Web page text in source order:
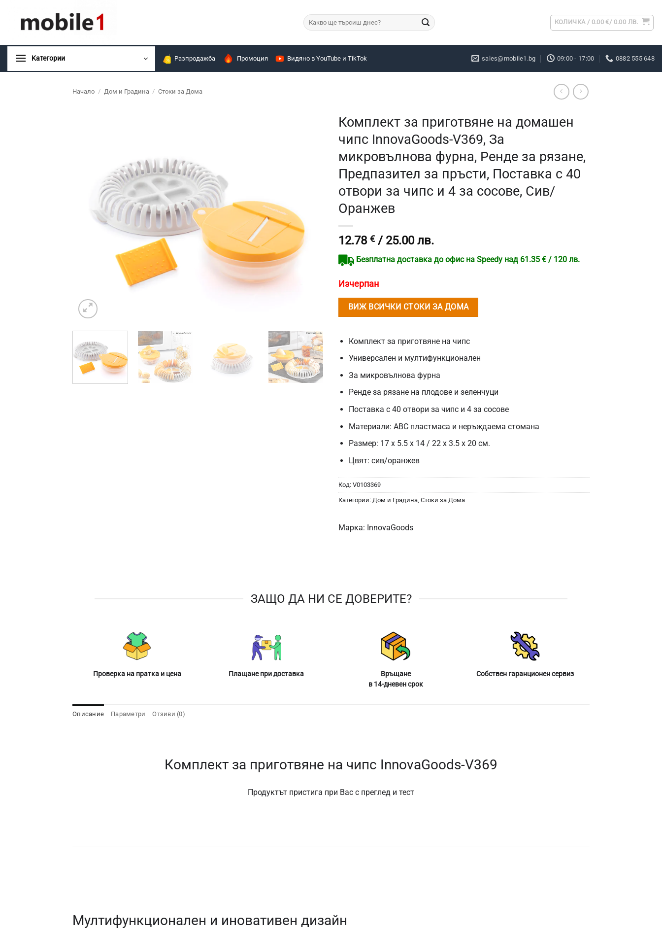
content
Търсене
за:
КОЛИЧКА / 0.00€/ 0.00 ЛВ.
Kатегории Разпродажба Промоция Видяно в YouTube и TikTok sales@mobile1.bg 09:00 - 17:00 0882 555 648
Начало / Дом и Градина / Стоки за Дома
Комплект за приготвяне на домашен
чипс InnovaGoods-V369, За
микровълнова фурна, Ренде за рязане,
Предпазител за пръсти, Поставка с 40
отвори за чипс и 4 за сосове, Сив/
Оранжев
12.78 € / 25.00 лв.
Безплатна доставка до офис на Speedy над 61.35 € / 120 лв.
Изчерпан
ВИЖ ВСИЧКИ СТОКИ ЗА ДОМА
Комплект за приготвяне на чипс
Универсален и мултифункционален
За микровълнова фурна
Ренде за рязане на плодове и зеленчуци
Поставка с 40 отвори за чипс и 4 за сосове
Материали: ABC пластмаса и неръждаема стомана
Размер: 17 x 5.5 x 14 / 22 x 3.5 x 20 см.
Цвят: сив/оранжев
Код: V0103369
Категории: Дом и Градина Стоки за Дома
Марка: InnovaGoods
ЗАЩО ДА НИ СЕ ДОВЕРИТЕ?
Проверка на пратка и цена Плащане при доставка
Връщане
в 14-дневен срок
Собствен гаранционен сервиз
Описание Параметри Отзиви (0)
Комплект за приготвяне на чипс InnovaGoods-V369
Продуктът пристига при Вас с преглед и тест
Мултифункционален и иновативен дизайн